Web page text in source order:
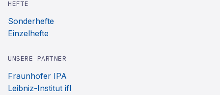
HEFTE
Sonderhefte
Einzelhefte
UNSERE PARTNER
Fraunhofer IPA
Leibniz-Institut ifl